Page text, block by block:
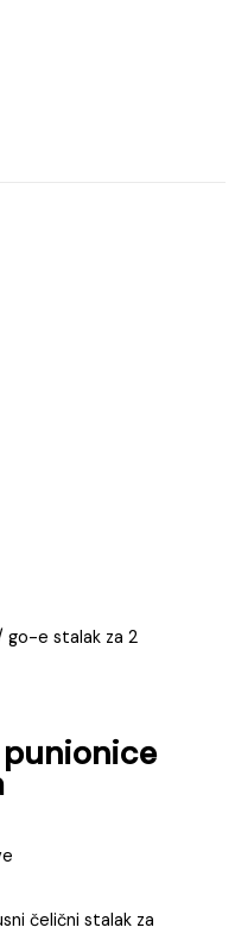
go-e stalak za 2
čelični stalak za